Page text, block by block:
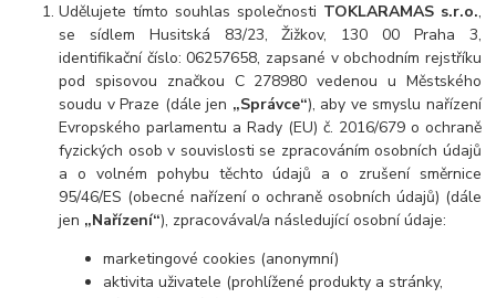
Udělujete tímto souhlas společnosti TOKLARAMAS s.r.o.,
se sídlem Husitská 83/23, Žižkov, 130 00 Praha 3,
identifikační číslo: 06257658, zapsané v obchodním rejstříku
pod spisovou značkou C 278980 vedenou u Městského
soudu v Praze (dále jen „Správce“), aby ve smyslu nařízení
Evropského parlamentu a Rady (EU) č. 2016/679 o ochraně
fyzických osob v souvislosti se zpracováním osobních údajů
a o volném pohybu těchto údajů a o zrušení směrnice
95/46/ES (obecné nařízení o ochraně osobních údajů) (dále
jen „Nařízení“), zpracovával/a následující osobní údaje:
marketingové cookies (anonymní)
aktivita uživatele (prohlížené produkty a stránky,